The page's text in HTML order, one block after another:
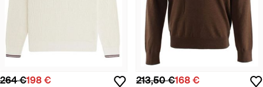
264 €198 € 213,50 €168 €